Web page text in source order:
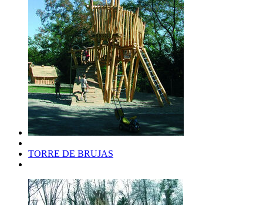
TORRE DE BRUJAS